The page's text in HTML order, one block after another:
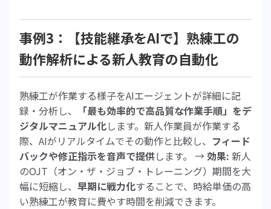
事例3：【技能継承をAIで】熟練工の
動作解析による新人教育の自動化
熟練工が作業する様子をAIエージェントが詳細に記
録・分析し、
「最も効率的で高品質な作業手順」をデ
ジタルマニュアル化します。新人作業員が作業する
際、AIがリアルタイムでその動作と比較し、 フィード
バックや修正指示を音声で提供します。 →効果: 新人
のOJT（オン・ザ・ジョブ・トレーニング）期間を大
幅に短縮し、 早期に戦力化することで、時給単価の高
い熟練工が教育に費やす時間を削減できます。